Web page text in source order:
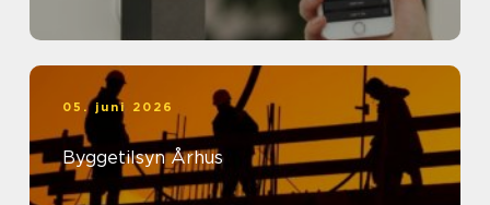
05. juni 2026
Byggetilsyn Århus